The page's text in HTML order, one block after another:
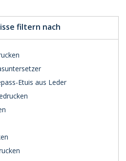
filtern nach
Etuis aus Leder